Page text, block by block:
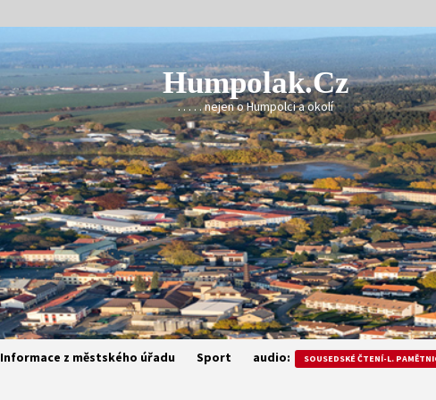
Humpolak.cz
. . . . . nejen o Humpolci a okolí
Informace z městského úřadu Sport audio: SOUSEDSKÉ ČTENÍ-L.